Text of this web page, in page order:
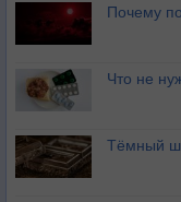
Почему
Что не
Тёмный